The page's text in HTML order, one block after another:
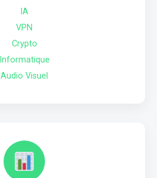
IA
VPN
Crypto
Informatique
Audio Visuel